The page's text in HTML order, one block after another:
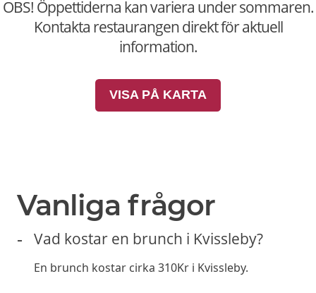
OBS! Öppettiderna kan variera under sommaren.
Kontakta restaurangen direkt för aktuell
information.
VISA PÅ KARTA
Vanliga frågor
Vad kostar en brunch i Kvissleby?
En brunch kostar cirka 310Kr i Kvissleby.